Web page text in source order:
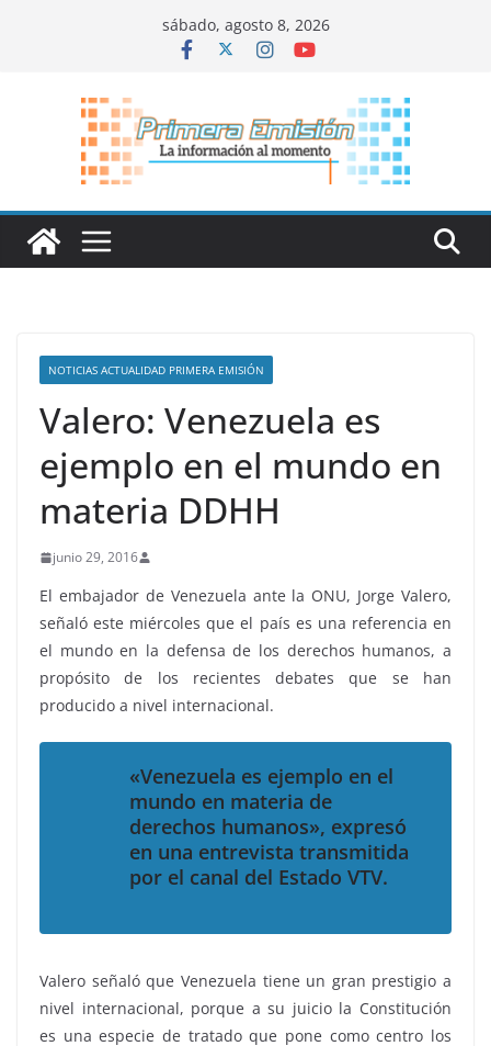
sábado, agosto 8, 2026
NOTICIAS ACTUALIDAD PRIMERA EMISIÓN
Valero: Venezuela es
ejemplo en el mundo en
materia DDHH
junio 29, 2016
El embajador de Venezuela ante la ONU, Jorge Valero,
señaló este miércoles que el país es una referencia en
el mundo en la defensa de los derechos humanos, a
propósito de los recientes debates que se han
producido a nivel internacional.
«Venezuela es ejemplo en el
mundo en materia de
derechos humanos», expresó
en una entrevista transmitida
por el canal del Estado VTV.
Valero señaló que Venezuela tiene un gran prestigio a
nivel internacional, porque a su juicio la Constitución
es una especie de tratado que pone como centro los